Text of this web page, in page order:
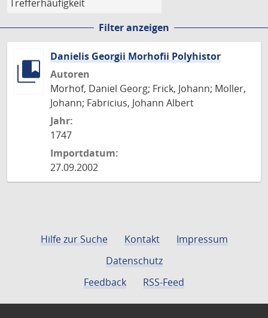
Filter anzeigen
Danielis Georgii Morhofii Polyhistor
Autoren
Morhof, Daniel Georg; Frick, Johann; Moller,
Johann; Fabricius, Johann Albert
Jahr:
1747
Importdatum:
27.09.2002
Hilfe zur Suche Kontakt
Impressum
Datenschutz
Feedback
RSS-Feed